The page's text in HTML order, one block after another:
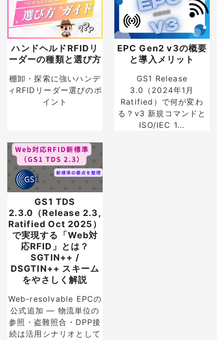
ハンドヘルドRFIDリ
ーダーの種類と選び方
棚卸・探索に強いハンデ
ィRFIDリーダー選びのポ
イント
EPC Gen2 v3の概要
と導入メリット
GS1 Release
3.0（2024年1月
Ratified）で何が変わ
る？v3 新規コマンドと
ISO/IEC 1...
GS1 TDS
2.3.0（Release 2.3,
Ratified Oct 2025）
で実現する「Web対
応RFID」とは？
SGTIN++ /
DSGTIN++ スキーム
をやさしく解説
Web-resolvable EPCの
公式追加 — 物流単位の
参照・盗難照合・DPP接
続は活用シナリオとして